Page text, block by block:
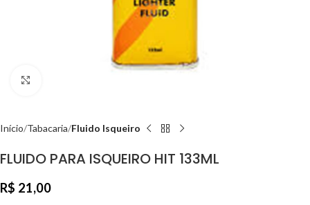
Início Tabacaria Fluido Isqueiro
FLUIDO PARA ISQUEIRO HIT 133ML
R$ 21,00